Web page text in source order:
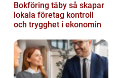
Bokföring täby så skapar
lokala företag kontroll
och trygghet i ekonomin